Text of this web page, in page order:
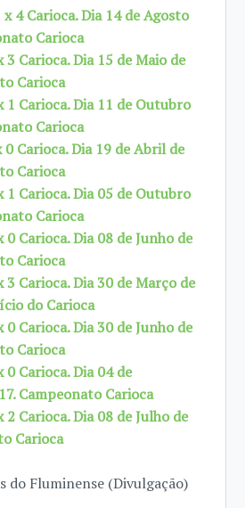
4 Carioca. Dia 14 de Agosto
Carioca
3 Carioca. Dia 15 de Maio de
Carioca
1 Carioca. Dia 11 de Outubro
Carioca
Carioca. Dia 19 de Abril de
Carioca
1 Carioca. Dia 05 de Outubro
Carioca
Carioca. Dia 08 de Junho de
Carioca
3 Carioca. Dia 30 de Março de
do Carioca
Carioca. Dia 30 de Junho de
Carioca
Carioca. Dia 04 de
Campeonato Carioca
Carioca. Dia 08 de Julho de
Carioca
do Fluminense (Divulgação)